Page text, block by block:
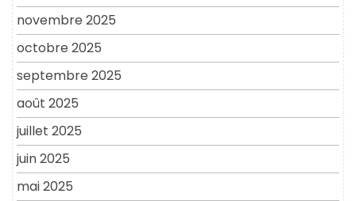
novembre 2025
octobre 2025
septembre 2025
août 2025
juillet 2025
juin 2025
mai 2025